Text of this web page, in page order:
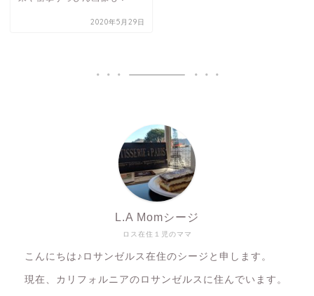
2020年5月29日
ロス在住１児のママ
L.A Momシージ
こんにちは♪ロサンゼルス在住のシージと申します。
現在、カリフォルニアのロサンゼルスに住んでいます。